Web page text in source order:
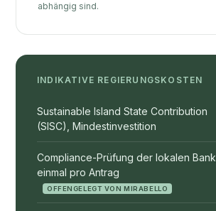
abhängig sind.
INDIKATIVE REGIERUNGSKOSTEN
Sustainable Island State Contribution
(SISC), Mindestinvestition
Compliance-Prüfung der lokalen Bank,
einmal pro Antrag
OFFENGELEGT VON MIRABELLO